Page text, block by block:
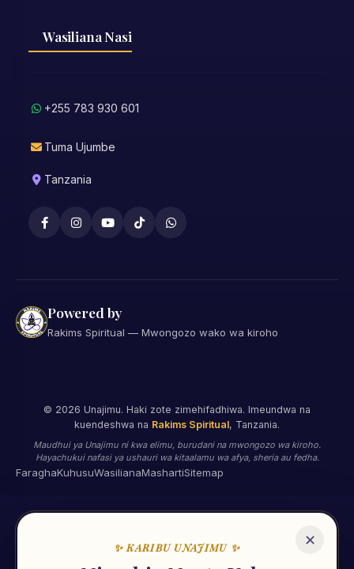
Wasiliana Nasi
+255 783 930 601
Tuma Ujumbe
Tanzania
Powered by
Rakims Spiritual — Mwongozo wako wa kiroho
© 2026 Unajimu. Haki zote zimehifadhiwa. Imeundwa na
kuendeshwa na Rakims Spiritual, Tanzania.
Maudhui ya Unajimu ni kwa elimu, burudani na mwongozo wa kiroho.
Hayachukui nafasi ya ushauri wa kitaalamu wa afya, sheria au fedha.
FaraghaKuhusuWasilianaMashartiSitemap
✕
✨ KARIBU UNAJIMU ✨